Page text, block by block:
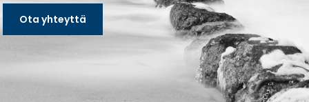
Ota yhteyttä